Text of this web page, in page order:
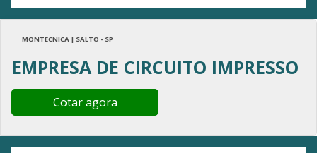
MONTECNICA | SALTO - SP
EMPRESA DE CIRCUITO IMPRESSO
Cotar agora